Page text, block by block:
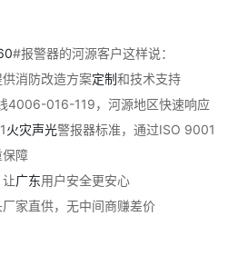
#报警器的河源客户这样说：
消防改造方案定制和技术支持
4006-016-119，河源地区快速响应
火灾声光警报器标准，通过ISO 9001
障
让广东用户安全更安心
家直供，无中间商赚差价